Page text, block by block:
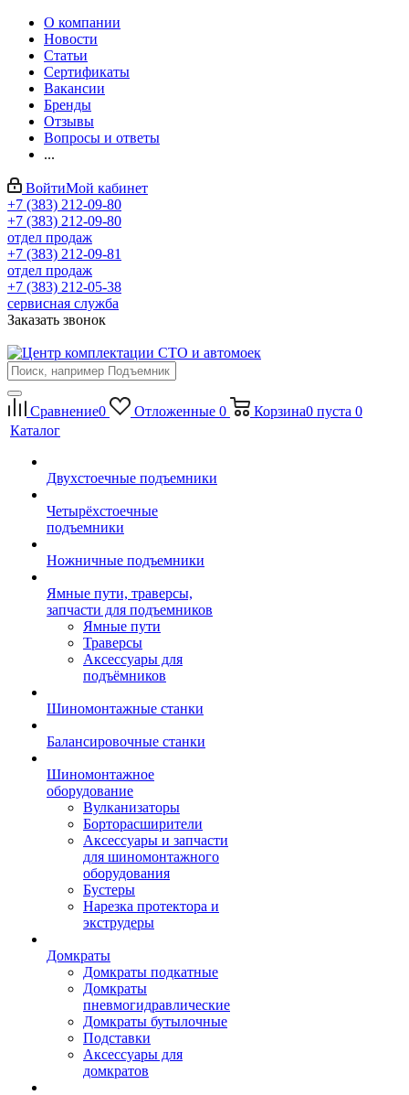
О компании
Новости
Статьи
Сертификаты
Вакансии
Бренды
Отзывы
Вопросы и ответы
...
ВойтиМой кабинет
+7 (383) 212-09-80
+7 (383) 212-09-80
отдел продаж
+7 (383) 212-09-81
отдел продаж
+7 (383) 212-05-38
сервисная служба
Заказать звонок
Сравнение0 Отложенные 0 Корзина0 пуста 0
Каталог
Двухстоечные подъемники
Четырёхстоечные
подъемники
Ножничные подъемники
Ямные пути, траверсы,
запчасти для подъемников
Ямные пути
Траверсы
Аксессуары для
подъёмников
Шиномонтажные станки
Балансировочные станки
Шиномонтажное
оборудование
Вулканизаторы
Борторасширители
Аксессуары и запчасти
для шиномонтажного
оборудования
Бустеры
Нарезка протектора и
экструдеры
Домкраты
Домкраты подкатные
Домкраты
пневмогидравлические
Домкраты бутылочные
Подставки
Аксессуары для
домкратов